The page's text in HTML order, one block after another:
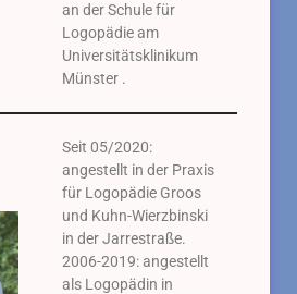
an der Schule für
Logopädie am
Universitätsklinikum
Münster .
Seit 05/2020:
angestellt in der Praxis
für Logopädie Groos
und Kuhn-Wierzbinski
in der Jarrestraße.
2006-2019: angestellt
als Logopädin in